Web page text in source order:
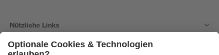
Nützliche Links